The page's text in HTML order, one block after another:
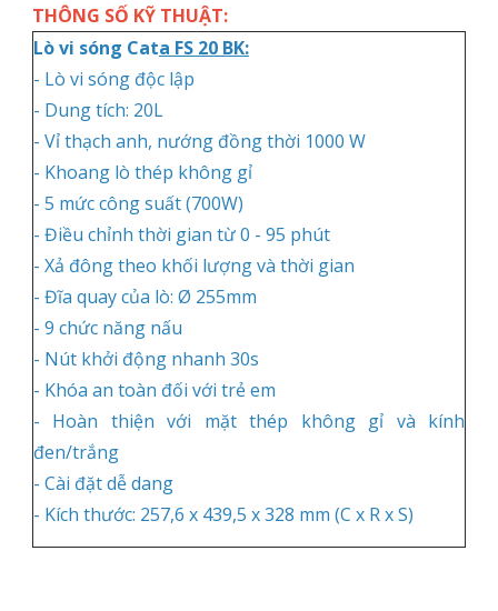
THÔNG SỐ KỸ THUẬT:
Lò vi sóng Cata FS 20 BK:
- Lò vi sóng độc lập
- Dung tích: 20L
- Vỉ thạch anh, nướng đồng thời 1000 W
- Khoang lò thép không gỉ
- 5 mức công suất (700W)
- Điều chỉnh thời gian từ 0 - 95 phút
- Xả đông theo khối lượng và thời gian
- Đĩa quay của lò: Ø 255mm
- 9 chức năng nấu
- Nút khởi động nhanh 30s
- Khóa an toàn đối với trẻ em
- Hoàn thiện với mặt thép không gỉ và kính
đen/trắng
- Cài đặt dễ dang
- Kích thước: 257,6 x 439,5 x 328 mm (C x R x S)